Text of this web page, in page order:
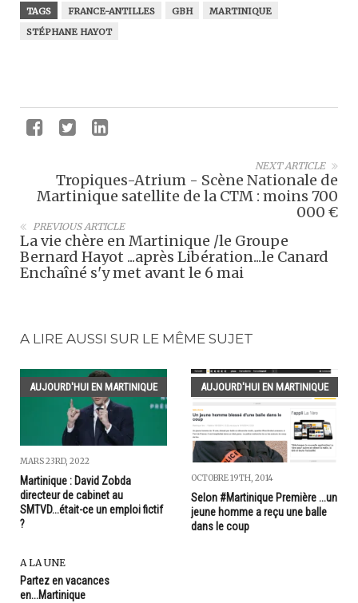
TAGS FRANCE-ANTILLES GBH
MARTINIQUE
STÉPHANE HAYOT
NEXT ARTICLE
Tropiques-Atrium - Scène Nationale de
Martinique satellite de la CTM : moins 700
000 €
PREVIOUS ARTICLE
La vie chère en Martinique /le Groupe
Bernard Hayot ...après Libération...le Canard
Enchaîné s'y met avant le 6 mai
A LIRE AUSSI SUR LE MÊME SUJET
AUJOURD'HUI EN MARTINIQUE
MARS 23RD, 2022
Martinique : David Zobda
directeur de cabinet au
SMTVD...était-ce un emploi fictif
?
AUJOURD'HUI EN MARTINIQUE
OCTOBRE 19TH, 2014
Selon #Martinique Première ...un
jeune homme a reçu une balle
dans le coup
A LA UNE
Partez en vacances
en...Martinique